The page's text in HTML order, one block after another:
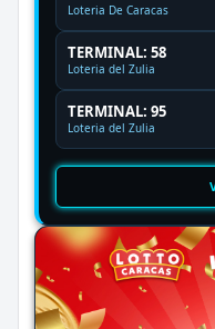
Loteria De Caracas
TERMINAL: 58
Loteria del Zulia
TERMINAL: 95
Loteria del Zulia